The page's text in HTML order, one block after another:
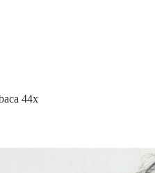
44x